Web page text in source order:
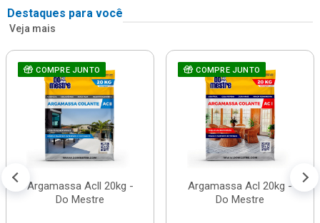
Destaques para você
Veja mais
COMPRE JUNTO
Argamassa Acll 20kg -
Do Mestre
COMPRE JUNTO
Argamassa Acl 20kg -
Do Mestre